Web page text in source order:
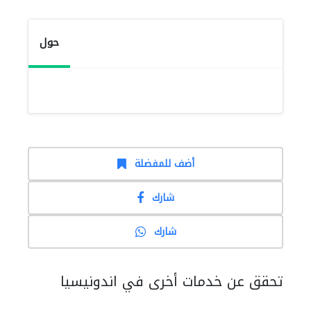
حول
أضف للمفضلة
شارك
شارك
تحقق عن خدمات أخرى في اندونيسيا